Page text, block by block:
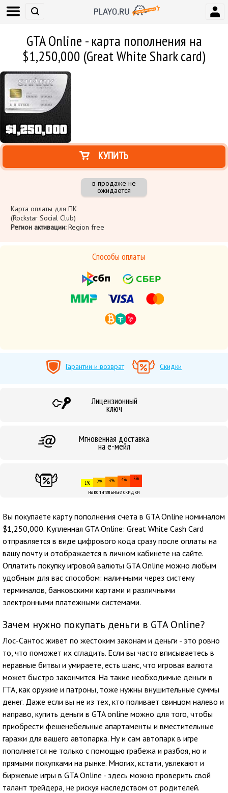
GTA Online - карта пополнения на
$1,250,000 (Great White Shark card)
КУПИТЬ
в продаже не
ожидается
Карта оплаты для ПК
(Rockstar Social Club)
Регион активации:Region free
Способы оплаты
Гарантии и возврат Скидки
Лицензионный
ключ
Мгновенная доставка
на е-мейл
1% 2% 3% 4% 5%
накопительные скидки
Вы покупаете карту пополнения счета в GTA Online номиналом
$1,250,000. Купленная GTA Online: Great White Cash Card
отправляется в виде цифрового кода сразу после оплаты на
вашу почту и отображается в личном кабинете на сайте.
Оплатить покупку игровой валюты GTA Online можно любым
удобным для вас способом: наличными через систему
терминалов, банковскими картами и различными
электронными платежными системами.
Зачем нужно покупать деньги в GTA Online?
Лос-Сантос живет по жестоким законам и деньги - это ровно
то, что поможет их сгладить. Если вы часто вписываетесь в
неравные битвы и умираете, есть шанс, что игровая валюта
может быстро закончится. На такие необходимые деньги в
ГТА, как оружие и патроны, тоже нужны внушительные суммы
денег. Даже если вы не из тех, кто поливает свинцом налево и
направо, купить деньги в GTA online можно для того, чтобы
приобрести фешенебельные апартаменты и вместительные
гаражи для вашего автопарка. Ну и сам автопарк в игре
пополняется не только с помощью грабежа и разбоя, но и
прямыми покупками на рынке. Многих, кстати, увлекают и
биржевые игры в GTA Online - здесь можно проверить свой
талант трейдера, не рискуя наследством от родителей.